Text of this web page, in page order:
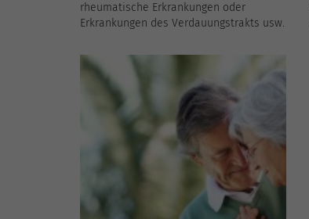
rheumatische Erkrankungen oder
Erkrankungen des Verdauungstrakts usw.
für diese Krankheit? Symptome und
Diagnose, ein Überblick über
Osteoporose mit Seniorenheim Plus...